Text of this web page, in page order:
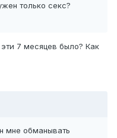
только секс?
7 месяцев было? Как
мне обманывать